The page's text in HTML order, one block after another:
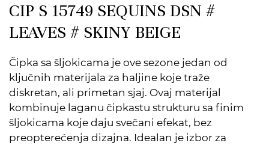
CIP S 15749 SEQUINS DSN #
LEAVES # SKINY BEIGE
Čipka sa šljokicama je ove sezone jedan od
ključnih materijala za haljine koje traže
diskretan, ali primetan sjaj. Ovaj materijal
kombinuje laganu čipkastu strukturu sa finim
šljokicama koje daju svečani efekat, bez
preopterećenja dizajna. Idealan je izbor za